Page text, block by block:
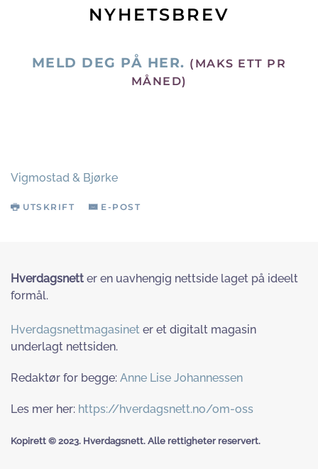
NYHETSBREV
MELD DEG PÅ HER. (MAKS ETT PR
MÅNED)
Vigmostad & Bjørke
UTSKRIFT E-POST
Hverdagsnett er en uavhengig nettside laget på ideelt
formål.
Hverdagsnettmagasinet er et digitalt magasin
underlagt nettsiden.
Redaktør for begge: Anne Lise Johannessen
Les mer her: https://hverdagsnett.no/om-oss
Kopirett © 2023. Hverdagsnett. Alle rettigheter reservert.